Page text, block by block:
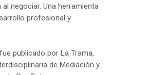
al negociar. Una herramienta
profesional y
publicado por La Trama,
de Mediación y